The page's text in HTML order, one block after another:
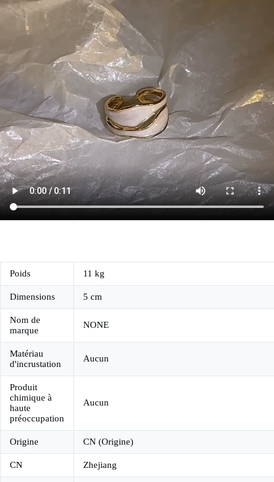
Poids 11 kg
Dimensions 5 cm
Nom de
marque
NONE
Matériau
d'incrustation
Aucun
Produit
chimique à
haute
préoccupation
Aucun
Origine CN (Origine)
CN Zhejiang